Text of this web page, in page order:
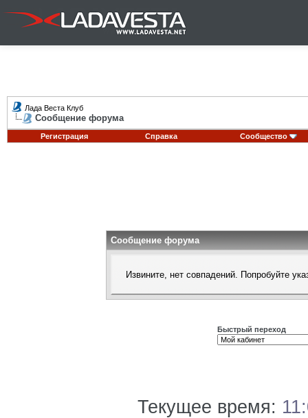
Лада Веста Клуб
Сообщение форума
Регистрация Справка Сообщество
Сообщение форума
Извините, нет совпадений. Попробуйте
Быстрый переход
Текущее время: